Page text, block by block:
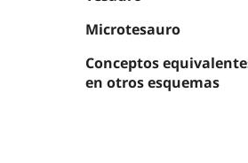
Microtesauro
Conceptos
en otros esquemas